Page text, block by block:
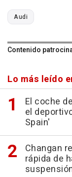
Audi
Contenido
Lo más leído
El coche
el
Spain'
Changan
rápida de